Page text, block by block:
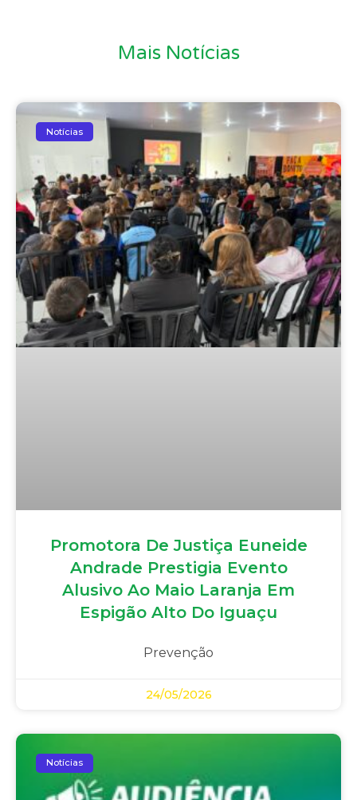
Mais Notícias
Notícias
Promotora De Justiça Euneide
Andrade Prestigia Evento
Alusivo Ao Maio Laranja Em
Espigão Alto Do Iguaçu
Prevenção
24/05/2026
Notícias